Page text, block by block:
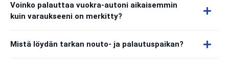
Voinko palauttaa vuokra-autoni aikaisemmin
kuin varaukseeni on merkitty?
Mistä löydän tarkan nouto- ja palautuspaikan?